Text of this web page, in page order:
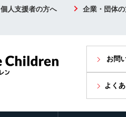
個人支援者の方へ 企業・団体
お問
よく